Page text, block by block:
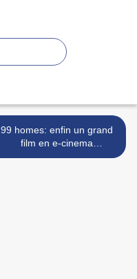
99 homes: enfin un grand
film en e-cinema
(chronique+ concours)! >